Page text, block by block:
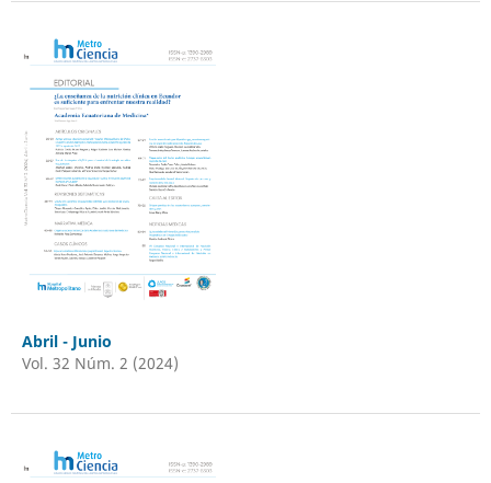
Abril - Junio
Vol. 32 Núm. 2 (2024)